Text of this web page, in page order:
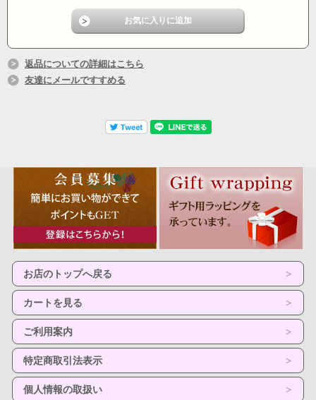
返品についての詳細はこちら
友達にメールですすめる
お店のトップへ戻る
カートを見る
ご利用案内
特定商取引法表示
個人情報の取扱い